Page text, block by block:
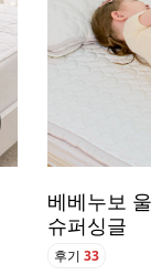
베베누보
슈퍼싱글
후기 33